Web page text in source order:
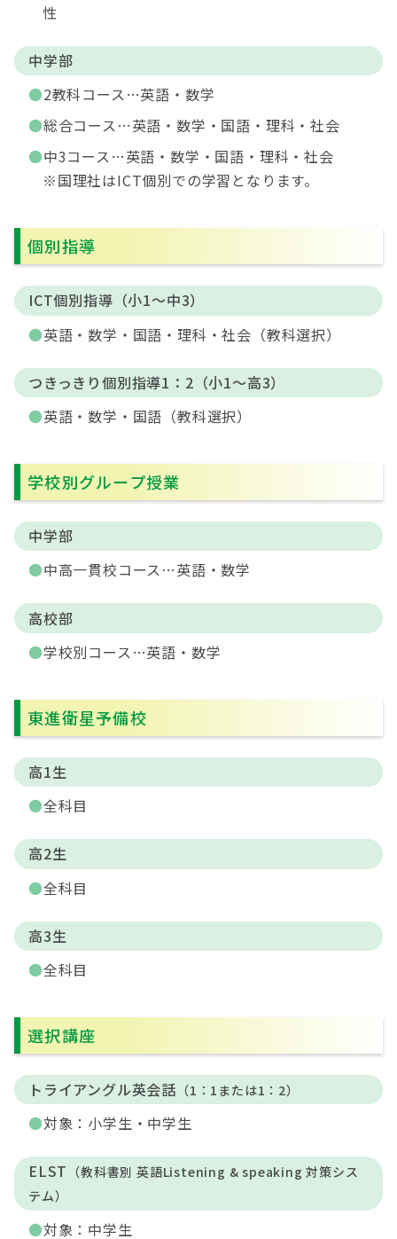
性
中学部
2教科コース…英語・数学
総合コース…英語・数学・国語・理科・社会
中3コース…英語・数学・国語・理科・社会
※国理社はICT個別での学習となります。
個別指導
ICT個別指導（小1〜中3）
英語・数学・国語・理科・社会（教科選択）
つきっきり個別指導1：2（小1〜高3）
英語・数学・国語（教科選択）
学校別グループ授業
中学部
中高一貫校コース…英語・数学
高校部
学校別コース…英語・数学
東進衛星予備校
高1生
全科目
高2生
全科目
高3生
全科目
選択講座
トライアングル英会話 （1：1または1：2）
対象：小学生・中学生
ELST （教科書別 英語Listening & speaking 対策シス
テム）
対象：中学生